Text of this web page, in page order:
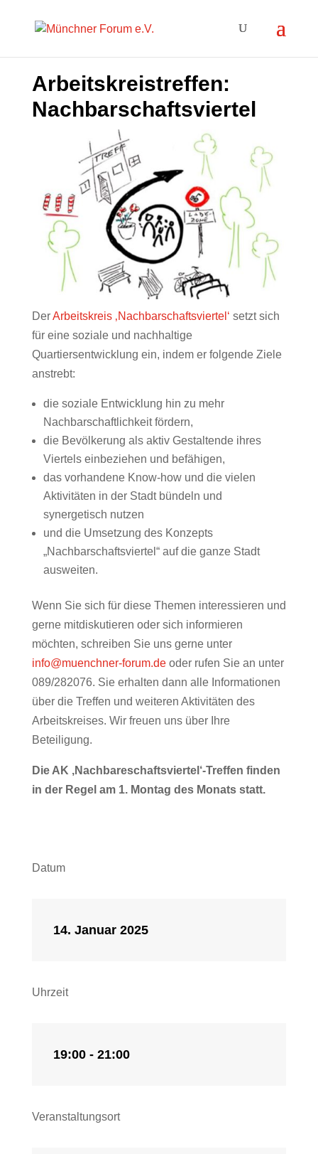
Arbeitskreistreffen:
Nachbarschaftsviertel
DerArbeitskreis ‚Nachbarschaftsviertel‘ setzt sich
für eine soziale und nachhaltige
Quartiersentwicklung ein, indem er folgende Ziele
anstrebt:
die soziale Entwicklung hin zu mehr
Nachbarschaftlichkeit fördern,
die Bevölkerung als aktiv Gestaltende ihres
Viertels einbeziehen und befähigen,
das vorhandene Know-how und die vielen
Aktivitäten in der Stadt bündeln und
synergetisch nutzen
und die Umsetzung des Konzepts
„Nachbarschaftsviertel“ auf die ganze Stadt
ausweiten.
Wenn Sie sich für diese Themen interessieren und
gerne mitdiskutieren oder sich informieren
möchten, schreiben Sie uns gerne unter
info@muenchner-forum.deoder rufen Sie an unter
089/282076. Sie erhalten dann alle Informationen
über die Treffen und weiteren Aktivitäten des
Arbeitskreises. Wir freuen uns über Ihre
Beteiligung.
Die AK ‚Nachbareschaftsviertel‘-Treffen finden
in der Regel am 1. Montag des Monats statt.
Datum
14. Januar 2025
Uhrzeit
19:00 - 21:00
Veranstaltungsort